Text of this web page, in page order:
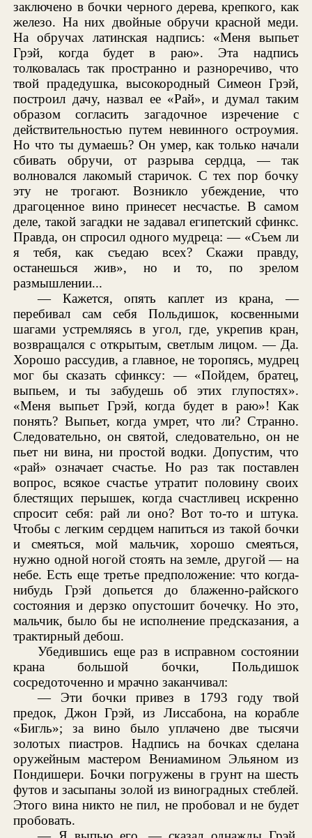
заключено в бочки черного дерева, крепкого, как
железо. На них двойные обручи красной меди.
На обручах латинская надпись: «Меня выпьет
Грэй, когда будет в раю». Эта надпись
толковалась так пространно и разноречиво, что
твой прадедушка, высокородный Симеон Грэй,
построил дачу, назвал ее «Рай», и думал таким
образом согласить загадочное изречение с
действительностью путем невинного остроумия.
Но что ты думаешь? Он умер, как только начали
сбивать обручи, от разрыва сердца, — так
волновался лакомый старичок. С тех пор бочку
эту не трогают. Возникло убеждение, что
драгоценное вино принесет несчастье. В самом
деле, такой загадки не задавал египетский сфинкс.
Правда, он спросил одного мудреца: — «Съем ли
я тебя, как съедаю всех? Скажи правду,
останешься жив», но и то, по зрелом
размышлении...
— Кажется, опять каплет из крана, —
перебивал сам себя Польдишок, косвенными
шагами устремляясь в угол, где, укрепив кран,
возвращался с открытым, светлым лицом. — Да.
Хорошо рассудив, а главное, не торопясь, мудрец
мог бы сказать сфинксу: — «Пойдем, братец,
выпьем, и ты забудешь об этих глупостях».
«Меня выпьет Грэй, когда будет в раю»! Как
понять? Выпьет, когда умрет, что ли? Странно.
Следовательно, он святой, следовательно, он не
пьет ни вина, ни простой водки. Допустим, что
«рай» означает счастье. Но раз так поставлен
вопрос, всякое счастье утратит половину своих
блестящих перышек, когда счастливец искренно
спросит себя: рай ли оно? Вот то-то и штука.
Чтобы с легким сердцем напиться из такой бочки
и смеяться, мой мальчик, хорошо смеяться,
нужно одной ногой стоять на земле, другой — на
небе. Есть еще третье предположение: что когда-
нибудь Грэй допьется до блаженно-райского
состояния и дерзко опустошит бочечку. Но это,
мальчик, было бы не исполнение предсказания, а
трактирный дебош.
Убедившись еще раз в исправном состоянии
крана большой бочки, Польдишок
сосредоточенно и мрачно заканчивал:
— Эти бочки привез в 1793 году твой
предок, Джон Грэй, из Лиссабона, на корабле
«Бигль»; за вино было уплачено две тысячи
золотых пиастров. Надпись на бочках сделана
оружейным мастером Вениамином Эльяном из
Пондишери. Бочки погружены в грунт на шесть
футов и засыпаны золой из виноградных стеблей.
Этого вина никто не пил, не пробовал и не будет
пробовать.